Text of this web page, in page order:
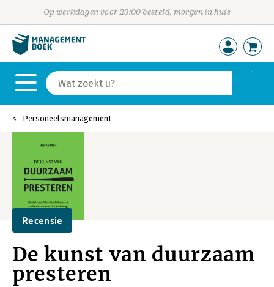
Op werkdagen voor 23:00 besteld, morgen in huis
Personeelsmanagement
Recensie
De kunst van duurzaam
presteren